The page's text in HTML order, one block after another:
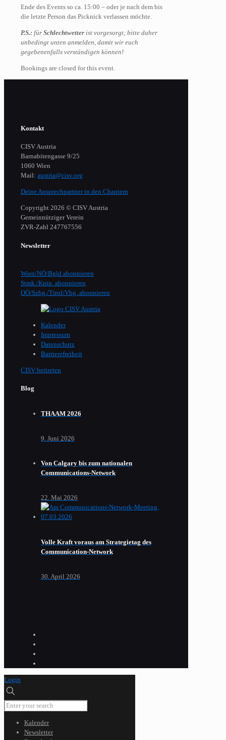
Ende des Events so ca. 15:00 – oder je nach dem bis
die letzte Person das Picknick verlassen möchte.
P.S.: für Schlechtwetter ist vorgesorgt; bitte daher
unbedingt unten anmelden, damit wir euch
gegebenenfalls verständigen können!
Bookings are closed for this event.
Kontakt
CISV Austria
Barnabitengasse 9/25
1060 Wien
Mail: austria@cisv.org
Deine Ansprechpartner in den Chaptern
Copyright 2026 © CISV Austria
Gemeinnütziger Verein
​ZVR-Zahl 247767556
Newsletter
Wien/NÖ/Bgld abonnieren
Stmk./Kntn. abonnieren
OÖ/Szbg./Tirol/Vbg. abonnieren
Kalender
Impressum
Datenschutz
Barrierefreiheit
CISV beitreten
Blog
THAAM 2026
9. Juni 2026
Von Calgary bis zum nationalen
Communications-Network
22. Mai 2026
Volle Kraft voraus am Strategietag des
Communication-Network
30. April 2026
Login
Kalender
Newsletter